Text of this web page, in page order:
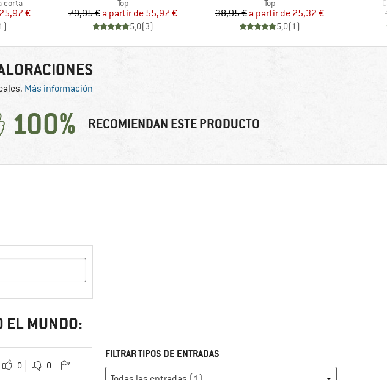
corta
25,97 €
1)
Product group
Top
Precio
79,95 € Precio reducido
a partir de 55,97 €
5,0(3)
Product group
Top
Precio
38,95 € Precio reducido
a partir de 25,32 €
5,0(1)
Más información
100% RECOMIENDAN ESTE PRODUCTO
EL MUNDO:
0 0
FILTRAR TIPOS DE ENTRADAS